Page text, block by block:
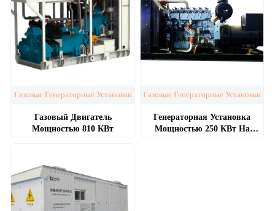
Газовые Генераторные Установки
Газовый Двигатель
Мощностью 810 КВт
Газовые Генераторные Установки
Генераторная Установка
Мощностью 250 КВт На